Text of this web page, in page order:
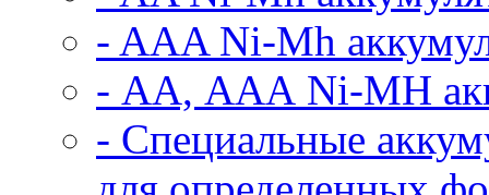
- AAA Ni-Mh
- АА, ААА Ni-MH
- Специальные